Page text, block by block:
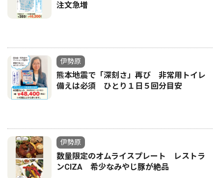
注文急増
伊勢原
熊本地震で「深刻さ」再び 非常用トイレ
備えは必須 ひとり１日５回分目安
伊勢原
数量限定のオムライスプレート レストラ
ンCIZA 希少なみやじ豚が絶品